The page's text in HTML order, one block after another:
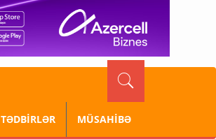
TƏDBİRLƏR MÜSAHİBƏ